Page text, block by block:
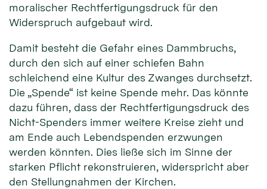
moralischer Rechtfertigungsdruck für den
Widerspruch aufgebaut wird.
Damit besteht die Gefahr eines Dammbruchs,
durch den sich auf einer schiefen Bahn
schleichend eine Kultur des Zwanges durchsetzt.
Die „Spende“ ist keine Spende mehr. Das könnte
dazu führen, dass der Rechtfertigungsdruck des
Nicht-Spenders immer weitere Kreise zieht und
am Ende auch Lebendspenden erzwungen
werden könnten. Dies ließe sich im Sinne der
starken Pflicht rekonstruieren, widerspricht aber
den Stellungnahmen der Kirchen.